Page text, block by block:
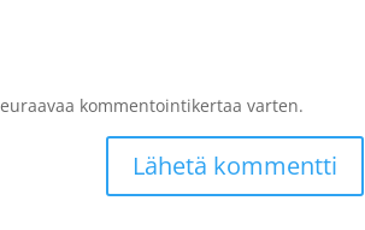
kommentointikertaa varten.